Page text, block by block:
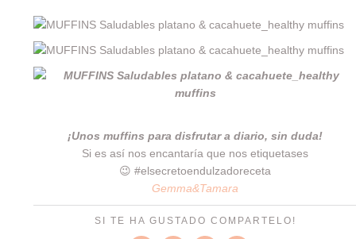
¡Unos muffins para disfrutar a diario, sin duda!
Si es así nos encantaría que nos etiquetases
😉 #elsecretoendulzadoreceta
Gemma&Tamara
SI TE HA GUSTADO COMPARTELO!